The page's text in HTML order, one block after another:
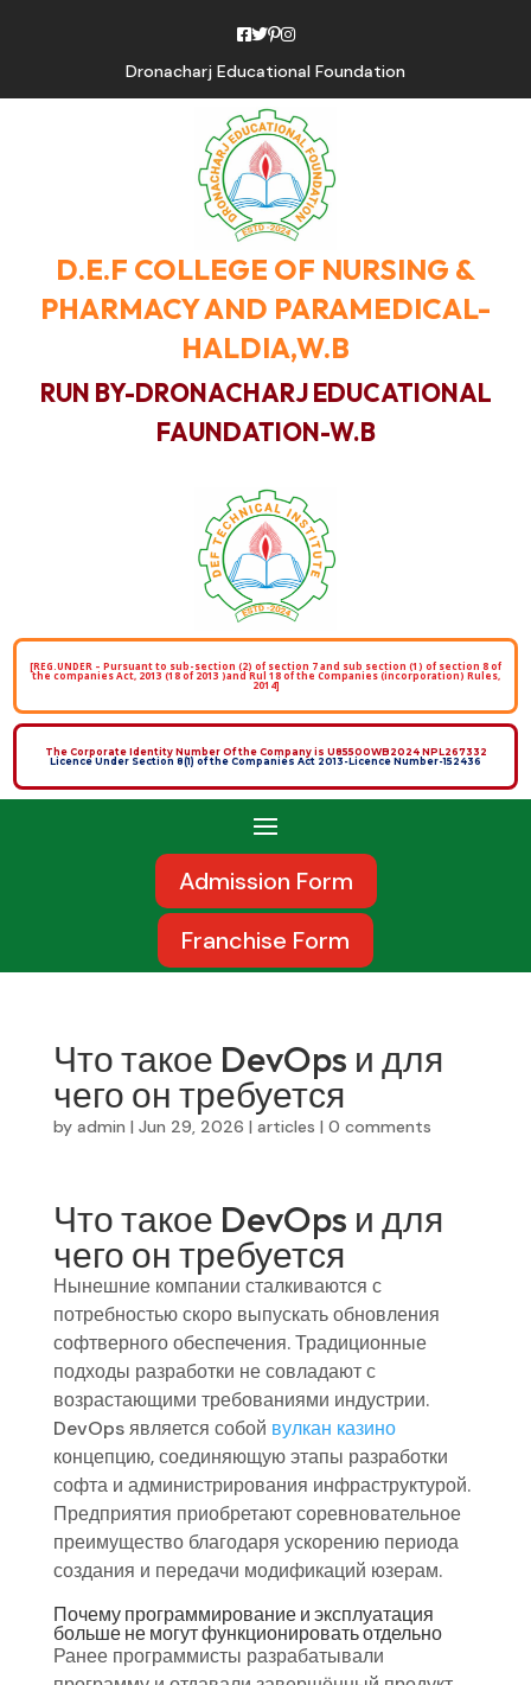
Dronacharj Educational Foundation
D.E.F COLLEGE OF NURSING &
PHARMACY AND PARAMEDICAL-
HALDIA,W.B
RUN BY-DRONACHARJ EDUCATIONAL
FAUNDATION-W.B
[REG.UNDER – Pursuant to sub-section (2) of section 7 and sub section (1) of section 8 of
the companies Act, 2013 (18 of 2013 )and Rul 18 of the Companies (incorporation) Rules,
2014]
The Corporate Identity Number Of the Company is U85500WB2024 NPL267332
Licence Under Section 8(1) of the Companies Act 2013-Licence Number-152436
Admission Form
Franchise Form
Что такое DevOps и для
чего он требуется
by admin | Jun 29, 2026 | articles | 0 comments
Что такое DevOps и для
чего он требуется
Нынешние компании сталкиваются с
потребностью скоро выпускать обновления
софтверного обеспечения. Традиционные
подходы разработки не совладают с
возрастающими требованиями индустрии.
DevOps является собой вулкан казино
концепцию, соединяющую этапы разработки
софта и администрирования инфраструктурой.
Предприятия приобретают соревновательное
преимущество благодаря ускорению периода
создания и передачи модификаций юзерам.
Почему программирование и эксплуатация
больше не могут функционировать отдельно
Ранее программисты разрабатывали